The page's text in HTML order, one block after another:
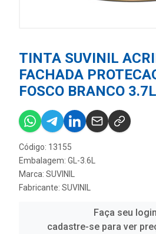
TINTA SUVINIL
FACHADA
FOSCO BRANCO 3.7L
Código: 13155
Embalagem: GL-3.6L
Marca: SUVINIL
Fabricante: SUVINIL
Faça seu
cadastre-se para ver